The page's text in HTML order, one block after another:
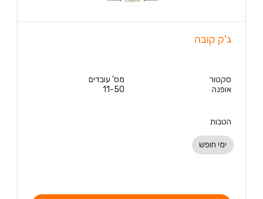
ג'ק קובה
סקטור
אופנה
מס' עובדים
11-50
הטבות
ימי חופש